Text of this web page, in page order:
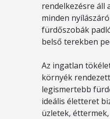
rendelkezésre áll
minden
fürdőszobák
belső terekben
Az ingatlan
környék
legismertebb
ideális életteret
üzletek,